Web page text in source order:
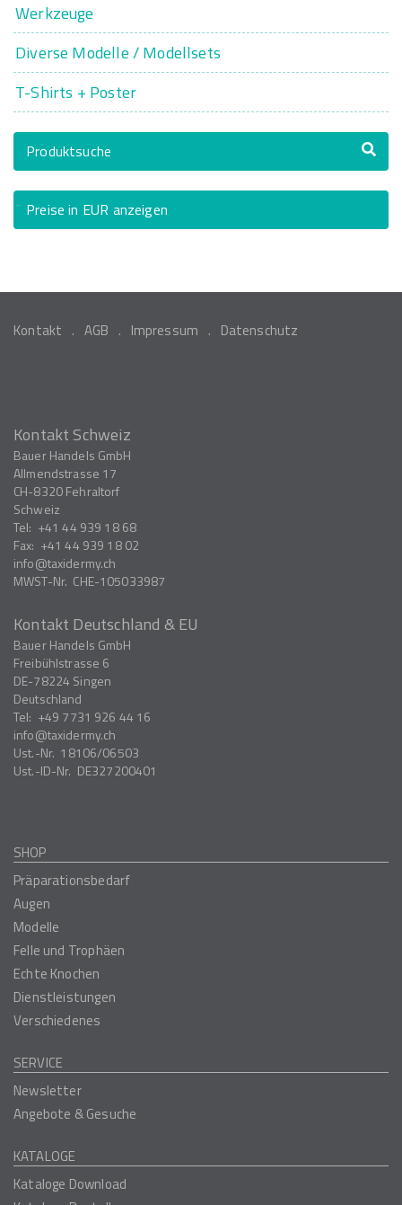
Werkzeuge
Diverse Modelle / Modellsets
T-Shirts + Poster
Produktsuche
Preise in EUR anzeigen
Kontakt AGB Impressum Datenschutz
Kontakt Schweiz
Bauer Handels GmbH
Allmendstrasse 17
CH-8320Fehraltorf
Schweiz
Tel: +41 44 939 18 68
Fax: +41 44 939 18 02
info
taxidermy.ch
MWST-Nr. CHE-105033987
Kontakt Deutschland & EU
Bauer Handels GmbH
Freibühlstrasse 6
DE-78224 Singen
Deutschland
Tel: +49 7731 926 44 16
info
taxidermy.ch
Ust.-Nr. 18106/06503
Ust.-ID-Nr. DE327200401
SHOP
Präparationsbedarf
Augen
Modelle
Felle und Trophäen
Echte Knochen
Dienstleistungen
Verschiedenes
SERVICE
Newsletter
Angebote & Gesuche
KATALOGE
Kataloge Download